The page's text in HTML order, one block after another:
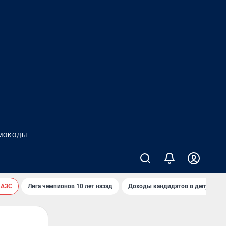
АЗС Лига чемпионов 10 лет назад Доходы кандидатов в депутаты